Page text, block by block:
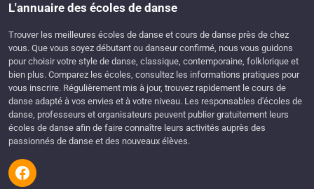
L'annuaire des écoles de danse
Trouver les meilleures écoles de danse et cours de danse près de chez
vous. Que vous soyez débutant ou danseur confirmé, nous vous guidons
pour choisir votre style de danse, classique, contemporaine, folklorique et
bien plus. Comparez les écoles, consultez les informations pratiques pour
vous inscrire. Régulièrement mis à jour, trouvez rapidement le cours de
danse adapté à vos envies et à votre niveau. Les responsables d'écoles de
danse, professeurs et organisateurs peuvent publier gratuitement leurs
écoles de danse afin de faire connaître leurs activités auprès des
passionnés de danse et des nouveaux élèves.